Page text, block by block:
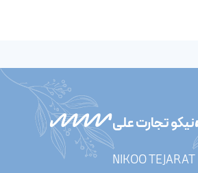
نیکو تجارت علی
NIKOO TEJARAT